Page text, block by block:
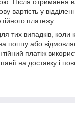
Після отримання
вартість у
платежу.
тих випадків, коли
пошту або
платіж
на доставку і